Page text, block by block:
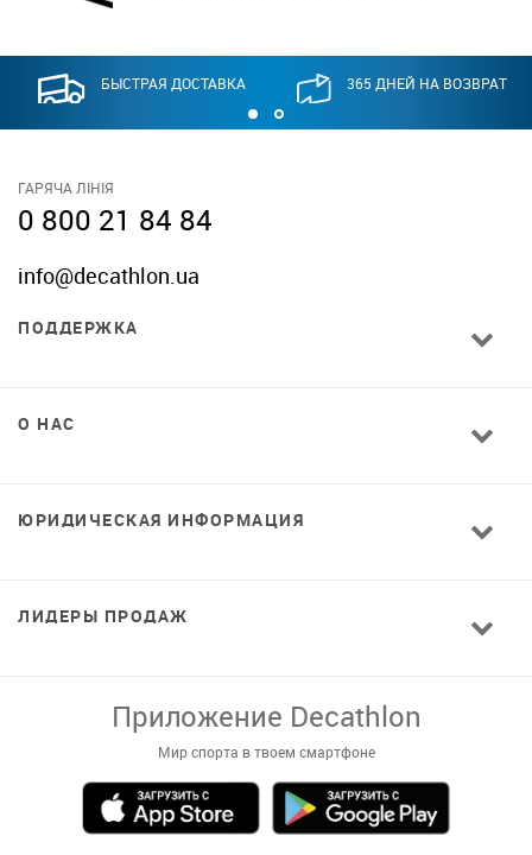
БЫСТРАЯ ДОСТАВКА 365 ДНЕЙ НА ВОЗВРАТ
ГАРЯЧА ЛІНІЯ
0 800 21 84 84
info@decathlon.ua
ПОДДЕРЖКА
О НАС
ЮРИДИЧЕСКАЯ ИНФОРМАЦИЯ
ЛИДЕРЫ ПРОДАЖ
Завантажуй додаток!
Комфортні покупки, ексклюзивні
пропозиції і зручний каталог в твоєму телефоні